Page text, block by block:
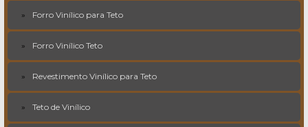
Forro Vinílico para Teto
Forro Vinílico Teto
Revestimento Vinílico para Teto
Teto de Vinílico